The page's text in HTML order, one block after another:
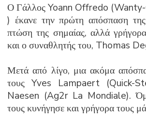
Ο Γάλλος Yoann Offredo
) έκανε την πρώτη απόσπαση
πτώση της σημαίας, αλλά
και ο συναθλητής του, Thomas
Μετά από λίγο, μια ακόμα
τους Yves Lampaert (Quick-
Naesen (Ag2r La Mondiale).
τους κυνήγησε και γρήγορα τους